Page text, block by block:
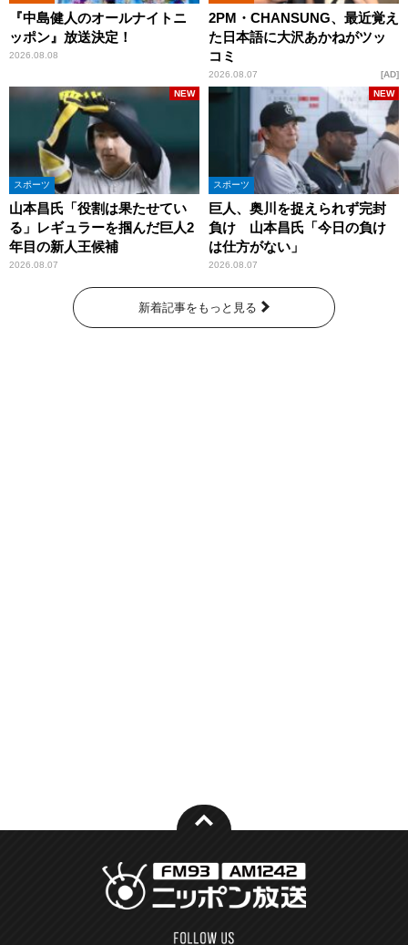
『中島健人のオールナイトニ
ッポン』放送決定！
2026.08.08
2PM・CHANSUNG、最近覚え
た日本語に大沢あかねがツッ
コミ
2026.08.07 AD
スポーツ
山本昌氏「役割は果たせてい
る」レギュラーを掴んだ巨人2
年目の新人王候補
2026.08.07
NEW
スポーツ
巨人、奥川を捉えられず完封
負け 山本昌氏「今日の負け
は仕方がない」
2026.08.07
NEW
新着記事をもっと見る